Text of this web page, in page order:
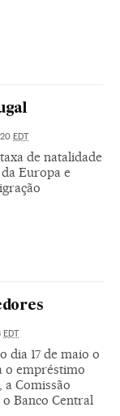
EDT
de natalidade
Europa e
EDT
dia 17 de maio o
o empréstimo
a Comissão
Banco Central